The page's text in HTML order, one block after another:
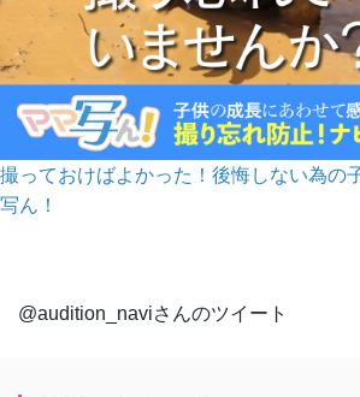
撮っておけばよかった！後悔しない為の
写ん！
@audition_naviさんのツイート